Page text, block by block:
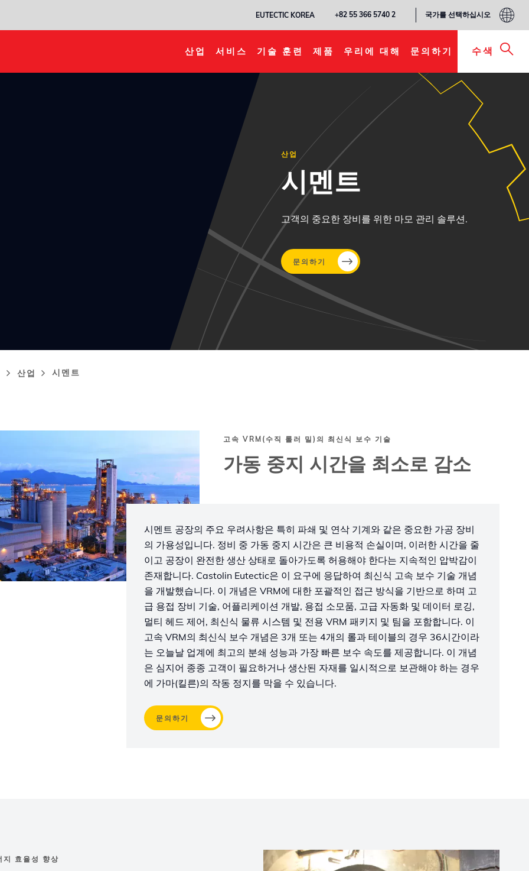
EUTECTIC KOREA +82 55 366 5740 2 국가를 선택하십시오
산업 서비스 기술 훈련 제품 우리에 대해 문의하기 수색
산업
시멘트
고객의 중요한 장비를 위한 마모 관리 솔루션.
문의하기
산업 시멘트
고속 VRM(수직 롤러 밀)의 최신식 보수 기술
가동 중지 시간을 최소로 감소
시멘트 공장의 주요 우려사항은 특히 파쇄 및 연삭 기계와 같은 중요한 가공 장비
의 가용성입니다. 정비 중 가동 중지 시간은 큰 비용적 손실이며, 이러한 시간을 줄
이고 공장이 완전한 생산 상태로 돌아가도록 허용해야 한다는 지속적인 압박감이
존재합니다. Castolin Eutectic은 이 요구에 응답하여 최신식 고속 보수 기술 개념
을 개발했습니다. 이 개념은 VRM에 대한 포괄적인 접근 방식을 기반으로 하며 고
급 용접 장비 기술, 어플리케이션 개발, 용접 소모품, 고급 자동화 및 데이터 로깅,
멀티 헤드 제어, 최신식 물류 시스템 및 전용 VRM 패키지 및 팀을 포함합니다. 이
고속 ​​VRM의 최신식 보수 개념은 3개 또는 4개의 롤과 테이블의 경우 36시간이라
는 오늘날 업계에 최고의 분쇄 성능과 가장 빠른 보수 속도를 제공합니다. 이 개념
은 심지어 종종 고객이 필요하거나 생산된 자재를 일시적으로 보관해야 하는 경우
에 가마(킬른)의 작동 정지를 막을 수 있습니다.
문의하기
지 효율성 향상